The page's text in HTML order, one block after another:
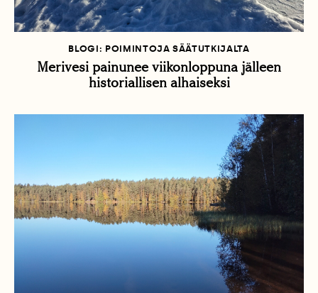
BLOGI: POIMINTOJA SÄÄTUTKIJALTA
Merivesi painunee viikonloppuna jälleen
historiallisen alhaiseksi